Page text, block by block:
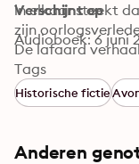
in elkaar steekt
zijn
De lafaard
bestaat en draait
niet verteld na de
ooit écht
Verschijnt op
Audioboek: 6 juni
Tags
Historische fictie
Anderen